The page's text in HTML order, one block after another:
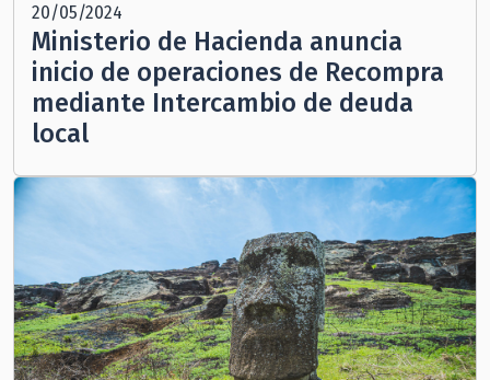
20/05/2024
Ministerio de Hacienda anuncia
inicio de operaciones de Recompra
mediante Intercambio de deuda
local